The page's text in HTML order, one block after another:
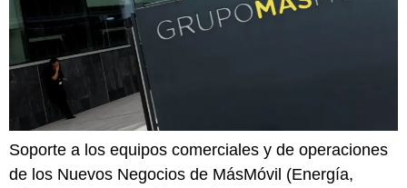
Soporte a los equipos comerciales y de operaciones
de los Nuevos Negocios de MásMóvil (Energía,